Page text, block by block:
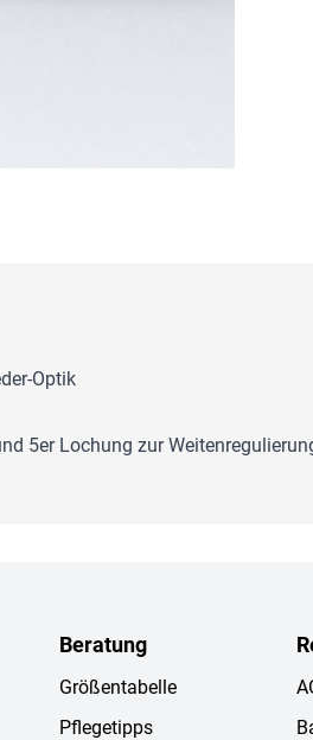
Optik
5er Lochung zur
Beratung
Größentabelle
Pflegetipps